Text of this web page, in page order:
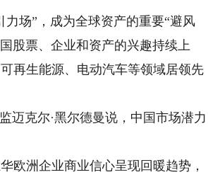
场”，成为全球资产的重要“避风
股票、企业和资产的兴趣持续上
再生能源、电动汽车等领域居领先
克尔·黑尔德曼说，中国市场潜力
洲企业商业信心呈现回暖趋势，